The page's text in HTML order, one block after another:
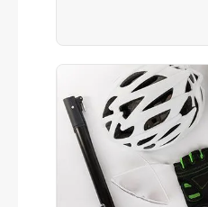
Shimano Cues SL-